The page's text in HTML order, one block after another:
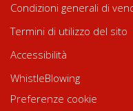
Condizioni generali di
Termini di utilizzo del sito
Accessibilità
WhistleBlowing
Preferenze cookie